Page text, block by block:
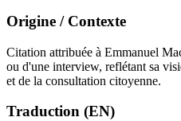
Origine / Contexte
Citation attribuée à Emmanuel
ou d'une interview, reflétant sa
et de la consultation citoyenne.
Traduction (EN)